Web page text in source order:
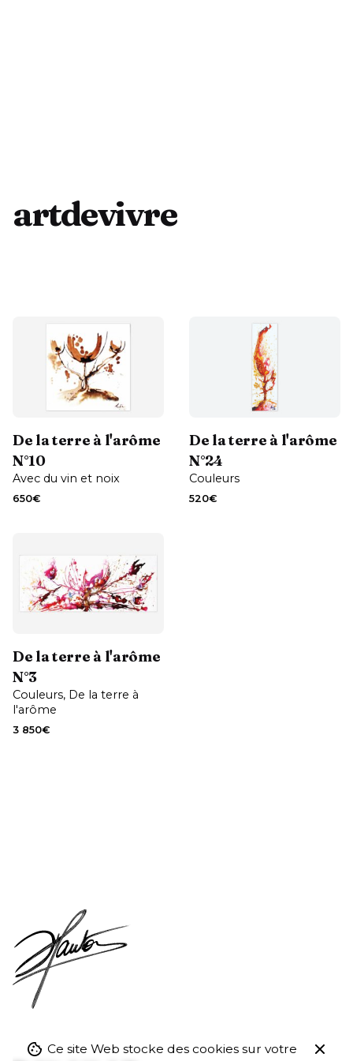
artdevivre
Contactez-moi
De la terre à l'arôme
N°10
Avec du vin et noix
650€
Contactez-moi
De la terre à l'arôme
N°24
Couleurs
520€
Contactez-moi
De la terre à l'arôme
N°3
Couleurs De la terre à
l'arôme
3 850€
Ce site Web stocke des cookies sur votre